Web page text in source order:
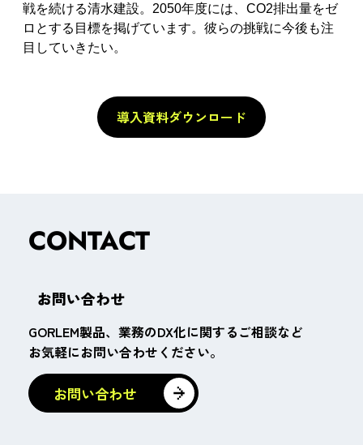
戦を続ける清水建設。2050年度には、CO2排出量をゼ
ロとする目標を掲げています。彼らの挑戦に今後も注
目していきたい。
導入資料ダウンロード
CONTACT
お問い合わせ
GORLEM製品、業務のDX化に関するご相談など
お気軽にお問い合わせください。